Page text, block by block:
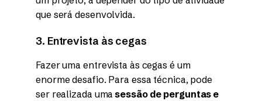
que será desenvolvida.
3. Entrevista às cegas
Fazer uma entrevista às cegas é um
enorme desafio. Para essa técnica, pode
ser realizada uma sessão de perguntas e